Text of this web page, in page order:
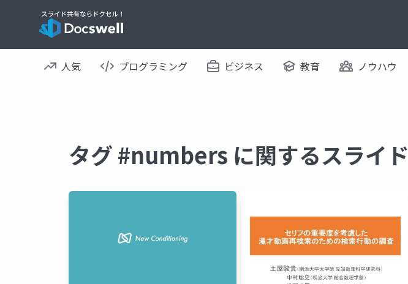
人気 プログラミング ビジネス 教育 ノウハウ
タグ #numbers に関するスライド